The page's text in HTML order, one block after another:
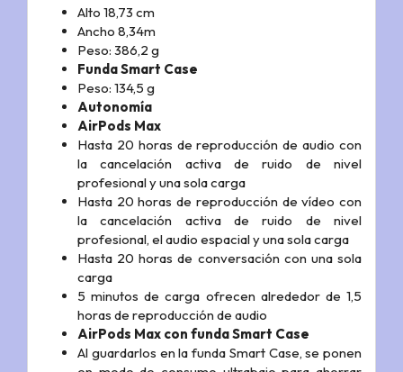
Alto 18,73 cm
Ancho 8,34m
Peso: 386,2 g
Funda Smart Case
Peso: 134,5 g
Autonomía
AirPods Max
Hasta 20 horas de reproducción de audio con
la cancelación activa de ruido de nivel
profesional y una sola carga
Hasta 20 horas de reproducción de vídeo con
la cancelación activa de ruido de nivel
profesional, el audio espacial y una sola carga
Hasta 20 horas de conversación con una sola
carga
5 minutos de carga ofrecen alrededor de 1,5
horas de reproducción de audio
AirPods Max con funda Smart Case
Al guardarlos en la funda Smart Case, se ponen